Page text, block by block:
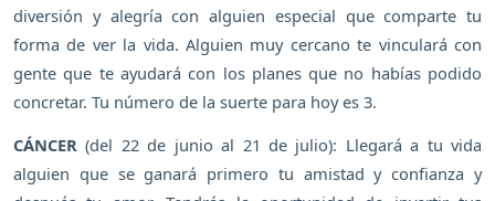
diversión y alegría con alguien especial que comparte tu
forma de ver la vida. Alguien muy cercano te vinculará con
gente que te ayudará con los planes que no habías podido
concretar. Tu número de la suerte para hoy es 3.
CÁNCER (del 22 de junio al 21 de julio): Llegará a tu vida
alguien que se ganará primero tu amistad y confianza y